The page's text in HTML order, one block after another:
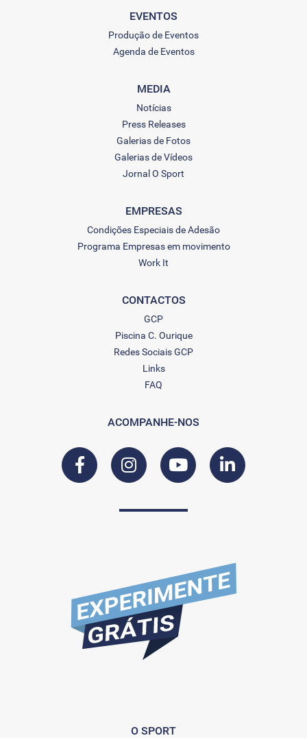
EVENTOS
Produção de Eventos
Agenda de Eventos
MEDIA
Notícias
Press Releases
Galerias de Fotos
Galerias de Vídeos
Jornal O Sport
EMPRESAS
Condições Especiais de Adesão
Programa Empresas em movimento
Work It
CONTACTOS
GCP
Piscina C. Ourique
Redes Sociais GCP
Links
FAQ
ACOMPANHE-NOS
O SPORT